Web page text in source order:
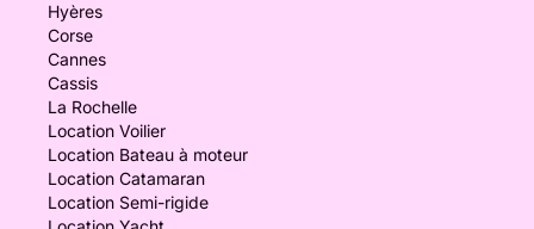
Hyères
Corse
Cannes
Cassis
La Rochelle
Location Voilier
Location Bateau à moteur
Location Catamaran
Location Semi-rigide